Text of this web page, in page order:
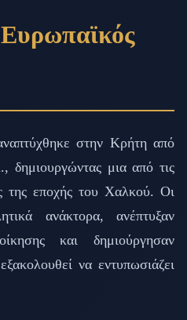
στην Κρήτη από
μια από τις
της εποχής του Χαλκού. Οι
ανάκτορα, ανέπτυξαν
και δημιούργησαν
να εντυπωσιάζει